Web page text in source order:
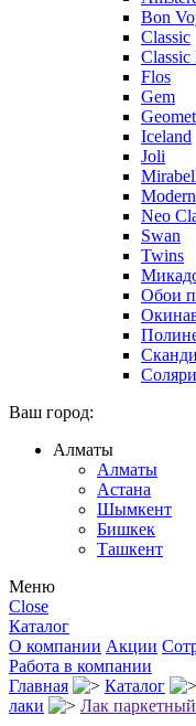
Bon
Classic
Classic
Flos
Gem
Iceland
Joli
Modern
Neo
Swan
Twins
Обои
Ваш город:
Алматы
Алматы
Астана
Шымкент
Бишкек
Ташкент
Меню
Close
Каталог
О компании Акции
Работа в компании
Главная
Каталог
лаки
Лак